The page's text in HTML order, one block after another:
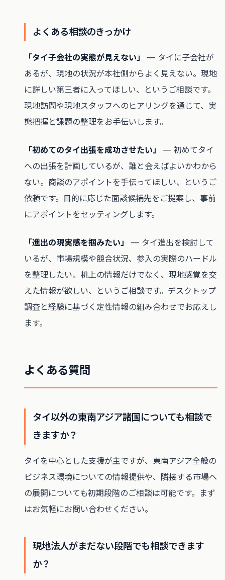
よくある相談のきっかけ
「タイ子会社の実態が見えない」
— タイに子会社が
あるが、現地の状況が本社側からよく見えない。現地
に詳しい第三者に入ってほしい、というご相談です。
現地訪問や現地スタッフへのヒアリングを通じて、実
態把握と課題の整理をお手伝いします。
「初めてのタイ出張を成功させたい」
— 初めてタイ
への出張を計画しているが、誰と会えばよいかわから
ない。商談のアポイントを手伝ってほしい、というご
依頼です。目的に応じた面談候補先をご提案し、事前
にアポイントをセッティングします。
「進出の現実感を掴みたい」
— タイ進出を検討して
いるが、市場規模や競合状況、参入の実際のハードル
を整理したい。机上の情報だけでなく、現地感覚を交
えた情報が欲しい、というご相談です。デスクトップ
調査と経験に基づく定性情報の組み合わせでお応えし
ます。
よくある質問
タイ以外の東南アジア諸国についても相談で
きますか？
タイを中心とした支援が主ですが、東南アジア全般の
ビジネス環境についての情報提供や、隣接する市場へ
の展開についても初期段階のご相談は可能です。まず
はお気軽にお問い合わせください。
現地法人がまだない段階でも相談できます
か？